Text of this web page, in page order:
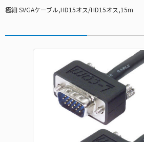
極細 SVGAケーブル,HD15オス/HD15オス,15m